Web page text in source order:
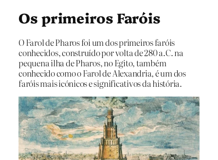
Os primeiros Faróis
O Farol de Pharos foi um dos primeiros faróis
conhecidos, construído por volta de 280 a.C. na
pequena ilha de Pharos, no Egito, também
conhecido como o Farol de Alexandria, é um dos
faróis mais icónicos e significativos da história.